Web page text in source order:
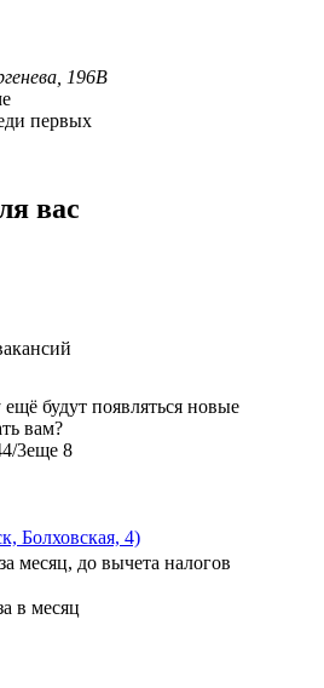
196В
первых
вас
будут появляться новые
вам?
4/3еще 8
Болховская, 4)
за месяц, до вычета налогов
в месяц